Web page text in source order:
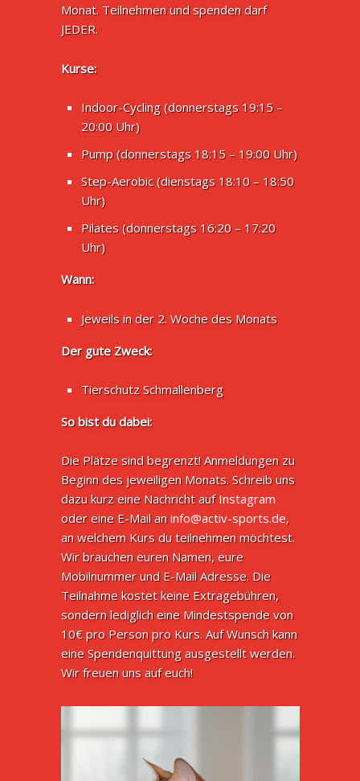
Monat. Teilnehmen und spenden darf
JEDER.
Kurse:
Indoor-Cycling (donnerstags 19:15 –
20:00 Uhr)
Pump (donnerstags 18:15 – 19:00 Uhr)
Step-Aerobic (dienstags 18:10 – 18:50
Uhr)
Pilates (donnerstags 16:20 – 17:20
Uhr)
Wann:
Jeweils in der 2. Woche des Monats
Der gute Zweck:
Tierschutz Schmallenberg
So bist du dabei:
Die Plätze sind begrenzt! Anmeldungen zu
Beginn des jeweiligen Monats. Schreib uns
dazu kurz eine Nachricht aufInstagram
oder eine E-Mail aninfo@activ-sports.de,
an welchem Kurs du teilnehmen möchtest.
Wir brauchen euren Namen, eure
Mobilnummer und E-Mail Adresse. Die
Teilnahme kostet keine Extragebühren,
sondern lediglich eine Mindestspende von
10€ pro Person pro Kurs. Auf Wunsch kann
eine Spendenquittung ausgestellt werden.
Wir freuen uns auf euch!